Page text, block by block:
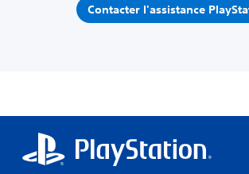
Contacter l'assistance